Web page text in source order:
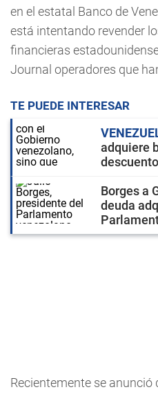
en el estatal Banco de
está intentando revender
financieras
Journal operadores que
TE PUEDE INTERESAR
adquiere
Borges a
deuda
Recientemente se anunció